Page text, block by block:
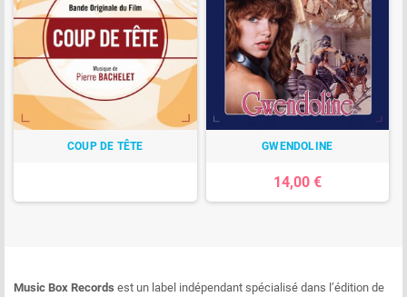
COUP DE TÊTE GWENDOLINE
14,00 €
Music Box Records est un label indépendant spécialisé dans l’édition de